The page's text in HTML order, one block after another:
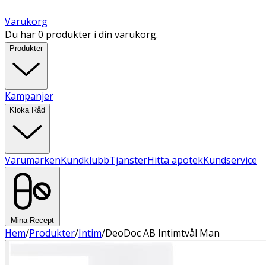
Varukorg
Du har 0 produkter i din varukorg.
Produkter
Kampanjer
Kloka Råd
VarumärkenKundklubbTjänsterHitta apotekKundservice
Mina Recept
Hem/Produkter/Intim/DeoDoc AB Intimtvål Man